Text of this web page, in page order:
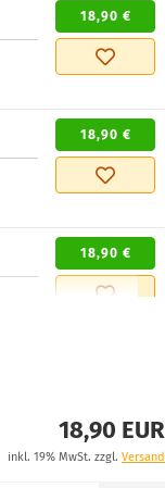
18,90 €
18,90 €
18,90 €
18,90 EUR
inkl. 19% MwSt. zzgl. Versand